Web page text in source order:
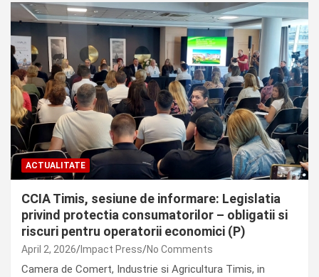
ACTUALITATE
CCIA Timis, sesiune de informare: Legislatia
privind protectia consumatorilor – obligatii si
riscuri pentru operatorii economici (P)
April 2, 2026 Impact Press No Comments
Camera de Comert, Industrie si Agricultura Timis, in